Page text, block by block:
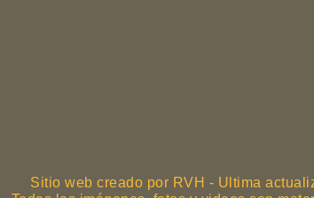
Sitio web creado por RVH - Ultima